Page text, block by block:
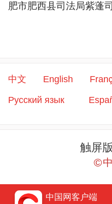
肥市肥西县司法局紫蓬
中文 English
Русский язык
触屏
©
中国网客户端